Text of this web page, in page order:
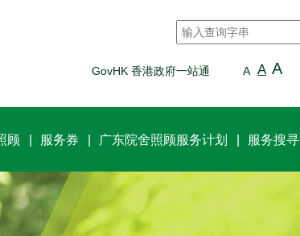
搜寻 *
GovHK 香港政府一站通 A A A
顾 服务券 广东院舍照顾服务计划 服务搜寻